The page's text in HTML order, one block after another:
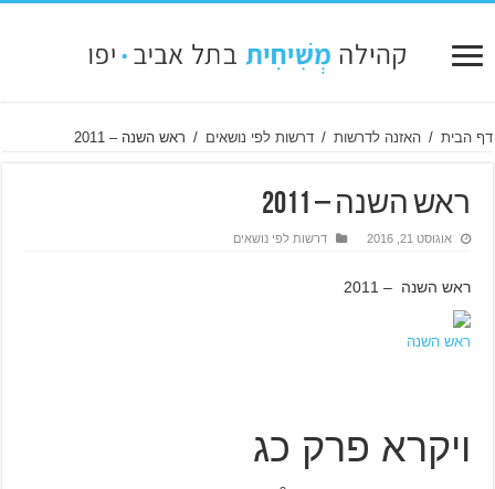
דף הבית / האזנה לדרשות / דרשות לפי נושאים / ראש השנה – 2011
ראש השנה – 2011
אוגוסט 21, 2016 דרשות לפי נושאים
ראש השנה – 2011
ראש השנה
ויקרא פרק כג